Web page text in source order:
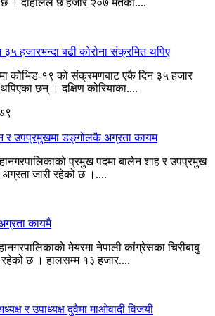
३५ हजारभन्दा बढी कोरोना संक्रमित थपिए
कोभिड-१९ को संक्रमणबाट एकै दिन ३५ हजार
छन् । दक्षिण कोरियाका....
र उपप्रमुखमा डङ्गोलकै अग्रता कायम
प्रमुख पदमा बालेन शाह र उपप्रमुख
जारी रहेको छ ।....
कायमै
मेयरमा नेपाली कांग्रेसका चिरीबाबु
छ । हालसम्म १३ हजार....
र उपाध्यक्ष दुवैमा माओवादी विजयी